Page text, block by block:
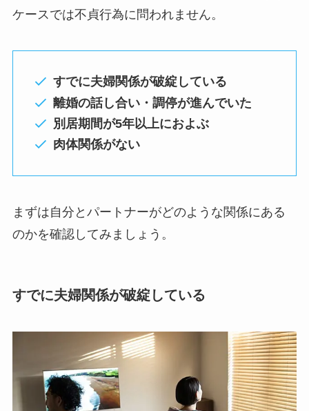
ケースでは不貞行為に問われません。
すでに夫婦関係が破綻している
離婚の話し合い・調停が進んでいた
別居期間が5年以上におよぶ
肉体関係がない
まずは自分とパートナーがどのような関係にある
のかを確認してみましょう。
すでに夫婦関係が破綻している